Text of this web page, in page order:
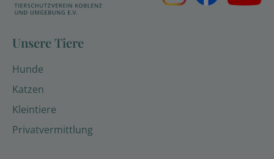
Unsere Tiere
Hunde
Katzen
Kleintiere
Privatvermittlung